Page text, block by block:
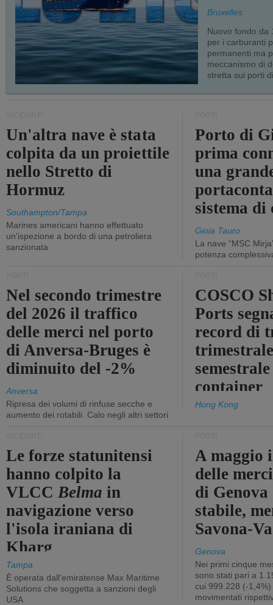
Bruxelles
Nuovo fondo da
per i carburanti
permanenti ma
meccanismo di
stretta sui porti
Un'altra nave è stata
colpita da un proiettile
nello Stretto di
Hormuz
Southampton/Tampa
Marines americani hanno effettuato
un'ispezione a bordo di una petroliera
sanzionata
Porto di
prima
una
sistema
Gioia Tauro
La nave “MSC
potenza
Nel secondo trimestre
del 2026 il traffico
delle merci nel porto
di Anversa-Bruges è
diminuito del -2%
Anversa
Ripresa dei volumi di rinfuse secche e
aumento dei rotabili. Calo negli altri settori
COSCO
Ports
record di
container
Hong Kong
Le forze statunitensi
hanno colpito la
VLCCBelma in
navigazione verso
l'isola iraniana di
Kharg
Tampa
È operata dall'emiratense Max Maritime
Solutions che soggetta a sanzioni degli
USA
A maggio
delle
di
stabile,
Savona-
Genova
Nei primi cinque
sono stati pari a
cui 999.228 (-
movimentati